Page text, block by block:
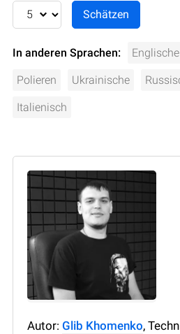
In anderen Sprachen: Englische
Polieren Ukrainische
Italienisch
Autor: Glib Khomenko,